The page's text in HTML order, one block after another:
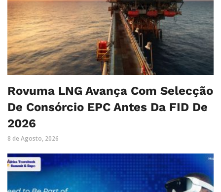
Rovuma LNG Avança Com Selecção
De Consórcio EPC Antes Da FID De
2026
8 de Agosto, 2026